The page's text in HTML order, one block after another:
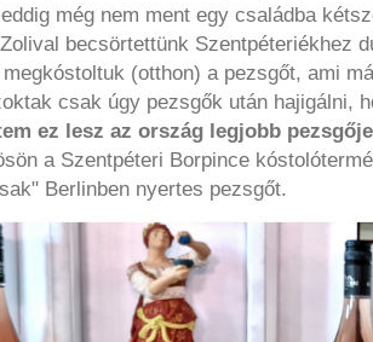
még nem ment egy családba
becsörtettünk Szentpéteriékhez
(otthon) a pezsgőt, ami
csak úgy pezsgők után hajigálni,
ez lesz az ország legjobb
a Szentpéteri Borpince
Berlinben nyertes pezsgőt.